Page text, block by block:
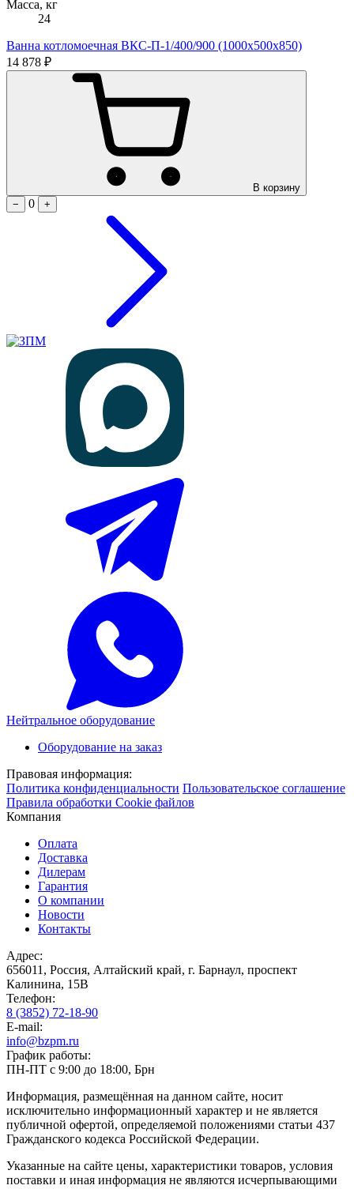
Масса, кг
24
Ванна котломоечная ВКС-П-1/400/900 (1000х500х850)
14 878 ₽
В корзину
−
0 +
Нейтральное оборудование
Оборудование на заказ
Правовая информация:
Политика конфиденциальности Пользовательское соглашение
Правила обработки Cookie файлов
Компания
Оплата
Доставка
Дилерам
Гарантия
О компании
Новости
Контакты
Адрес:
656011, Россия, Алтайский край, г. Барнаул, проспект
Калинина, 15В
Телефон:
8 (3852) 72-18-90
E-mail:
info@bzpm.ru
График работы:
ПН-ПТ с 9:00 до 18:00, Брн
Информация, размещённая на данном сайте, носит
исключительно информационный характер и не является
публичной офертой, определяемой положениями статьи 437
Гражданского кодекса Российской Федерации.
Указанные на сайте цены, характеристики товаров, условия
поставки и иная информация не являются исчерпывающими